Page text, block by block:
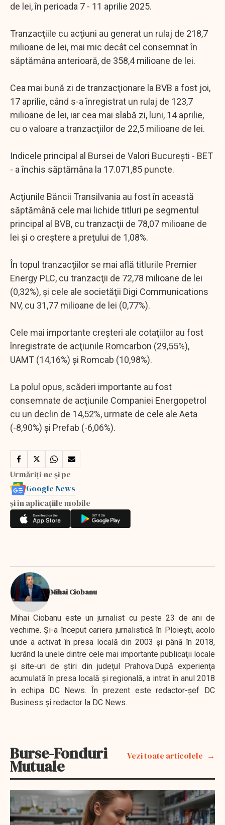
de lei, în perioada 7 - 11 aprilie 2025.
Tranzacţiile cu acţiuni au generat un rulaj de 218,7
milioane de lei, mai mic decât cel consemnat în
săptămâna anterioară, de 358,4 milioane de lei.
Cea mai bună zi de tranzacţionare la BVB a fost joi,
17 aprilie, când s-a înregistrat un rulaj de 123,7
milioane de lei, iar cea mai slabă zi, luni, 14 aprilie,
cu o valoare a tranzacţiilor de 22,5 milioane de lei.
Indicele principal al Bursei de Valori Bucureşti - BET
- a închis săptămâna la 17.071,85 puncte.
Acţiunile Băncii Transilvania au fost în această
săptămână cele mai lichide titluri pe segmentul
principal al BVB, cu tranzacţii de 78,07 milioane de
lei şi o creştere a preţului de 1,08%.
În topul tranzacţiilor se mai află titlurile Premier
Energy PLC, cu tranzacţii de 72,78 milioane de lei
(0,32%), şi cele ale societăţii Digi Communications
NV, cu 31,77 milioane de lei (0,77%).
Cele mai importante creşteri ale cotaţiilor au fost
înregistrate de acţiunile Romcarbon (29,55%),
UAMT (14,16%) şi Romcab (10,98%).
La polul opus, scăderi importante au fost
consemnate de acţiunile Companiei Energopetrol
cu un declin de 14,52%, urmate de cele ale Aeta
(-8,90%) şi Prefab (-6,06%).
Urmăriți-ne și pe
Google News
și în aplicațiile mobile
Mihai Ciobanu
Mihai Ciobanu este un jurnalist cu peste 23 de ani de
vechime. Şi-a început cariera jurnalistică în Ploieşti, acolo
unde a activat în presa locală din 2003 şi până în 2018,
lucrând la unele dintre cele mai importante publicaţii locale
şi site-uri de ştiri din judeţul Prahova.După experienţa
acumulată în presa locală şi regională, a intrat în anul 2018
în echipa DC News. În prezent este redactor-şef DC
Business şi redactor la DC News.
Burse-Fonduri
Mutuale
Vezi toate articolele